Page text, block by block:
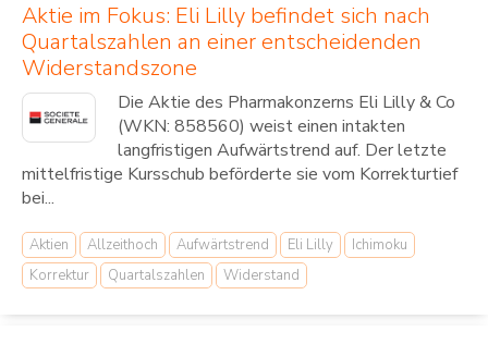
Aktie im Fokus: Eli Lilly befindet sich nach
Quartalszahlen an einer entscheidenden
Widerstandszone
Die Aktie des Pharmakonzerns Eli Lilly & Co
(WKN: 858560) weist einen intakten
langfristigen Aufwärtstrend auf. Der letzte
mittelfristige Kursschub beförderte sie vom Korrekturtief
bei...
Aktien Allzeithoch Aufwärtstrend Eli Lilly
Ichimoku
Korrektur
Quartalszahlen Widerstand